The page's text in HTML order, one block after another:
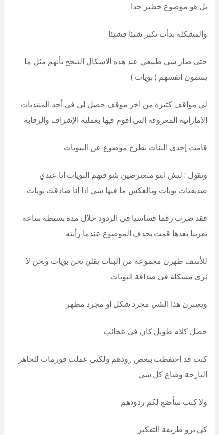
بل هو موضوع خطير جدا
والمشكلة بدأت تكبر شيئا فشيئا
حتى صار شي طبيعي عند هذه الاشكال التبجح بأنهم مثل ما
يسمون انفسهم ( بويات )
لي مواقف كثيرة من آخر موقف حصل لي في أحد المنتديات
الإماراتية المعروفة التي اقوم فيها بعملية الإشراف والرقابة
قامت إحدى البنات بطرح موضوع عن البيويات
وتقول : ليش انتو متعترضين شو فيهم البويات انا عندي
صديقيات بويات وبالعكس ما فيها شي اذا انا صادقت بويات .
فقد ضرب رقما قساسيا في الردود خلال مدة بسيطة ساعة
تقريبا بعدها قمت بحذف الموضوع عندما رأيته
للأسف ظهرن مجموعة من البنات يقلن نحن بويات ونحن لا
نرى مشكلة في صداقة البويات
ويعتبرن هذا الشي مجرد شكل او مجرد مظهر
حصل كلام طويل كان في عجائب
كنت قد احتفظت ببعض رودهم ولكني عملت فورمات للجاهز
البارحة وضاع كل شي
ولا كنت سأضع لكم ردودهم
كي ترو طريقة التفكير